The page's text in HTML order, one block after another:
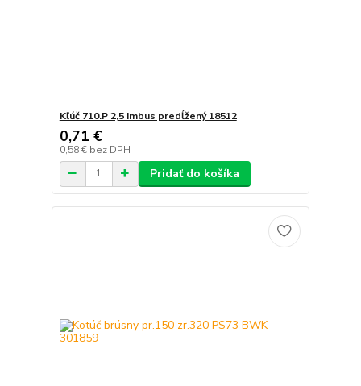
Kľúč 710.P 2,5 imbus predĺžený 18512
0,71 €
0,58 € bez DPH
Pridať do košíka